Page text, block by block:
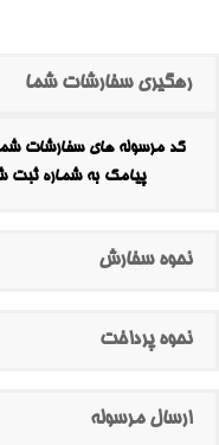
رهگیری سفارشات شما
کد مرسوله های سفارشات
پیامک به شماره ثبت
نحوه سفارش
نحوه پرداخت
ارسال مرسوله